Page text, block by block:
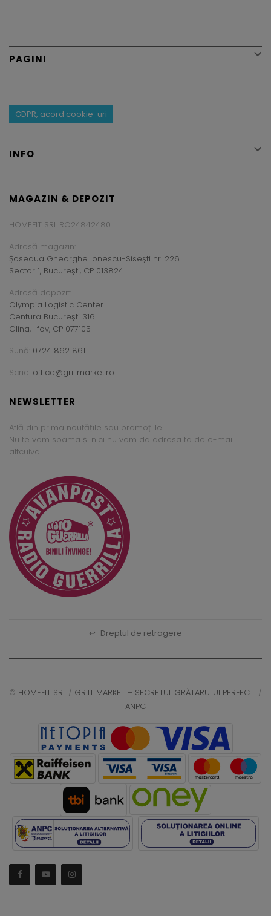
PAGINI 
GDPR, acord cookie-uri
INFO 
MAGAZIN & DEPOZIT
HOMEFIT SRL RO24842480
Adresă magazin:
Șoseaua Gheorghe Ionescu-Sisești nr. 226
Sector 1, București, CP 013824
Adresă depozit:
Olympia Logistic Center
Centura București 316
Glina, Ilfov, CP 077105
Sună: 0724 862 861
Scrie: office@grillmarket.ro
NEWSLETTER
Află din prima noutățile sau promoțiile.
Nu te vom spama și nici nu vom da adresa ta de e-mail
altcuiva.
↩ Dreptul de retragere
© HOMEFIT SRL / GRILL MARKET – SECRETUL GRĂTARULUI PERFECT! /
ANPC